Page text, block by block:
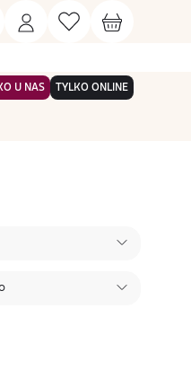
U NAS TYLKO ONLINE